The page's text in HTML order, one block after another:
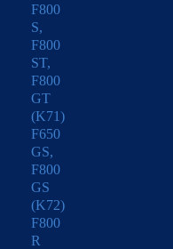
F800
S,
F800
ST,
F800
GT
(K71)
F650
GS,
F800
GS
(K72)
F800
R